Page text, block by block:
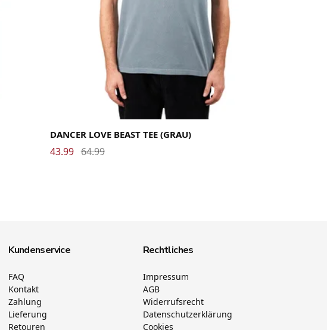
X-Large XX-Large
DANCER LOVE BEAST TEE (GRAU)
43.99 64.99
Kundenservice
FAQ
Kontakt
Zahlung
Lieferung
Retouren
Rechtliches
Impressum
AGB
Widerrufsrecht
Datenschutzerklärung
Cookies